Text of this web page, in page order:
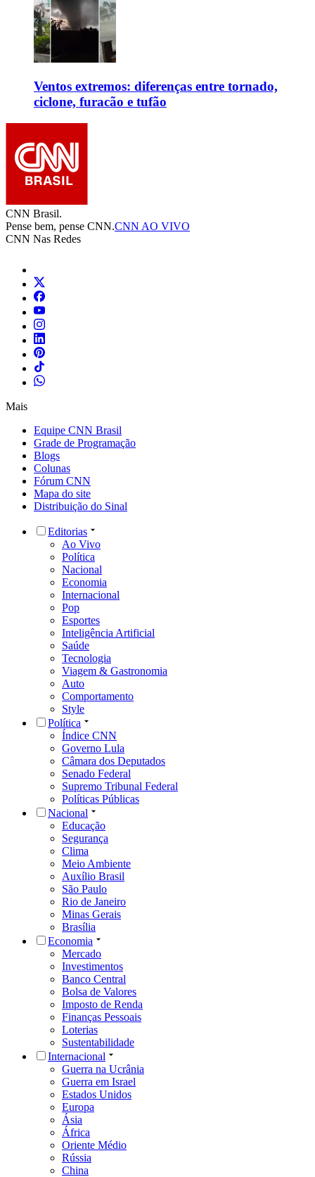
Ventos extremos: diferenças entre tornado,
ciclone, furacão e tufão
CNN Brasil.
Pense bem, pense CNN.CNN AO VIVO
CNN Nas Redes
Mais
Equipe CNN Brasil
Grade de Programação
Blogs
Colunas
Fórum CNN
Mapa do site
Distribuição do Sinal
Editorias
Ao Vivo
Política
Nacional
Economia
Internacional
Pop
Esportes
Inteligência Artificial
Saúde
Tecnologia
Viagem & Gastronomia
Auto
Comportamento
Style
Política
Índice CNN
Governo Lula
Câmara dos Deputados
Senado Federal
Supremo Tribunal Federal
Políticas Públicas
Nacional
Educação
Segurança
Clima
Meio Ambiente
Auxílio Brasil
São Paulo
Rio de Janeiro
Minas Gerais
Brasília
Economia
Mercado
Investimentos
Banco Central
Bolsa de Valores
Imposto de Renda
Finanças Pessoais
Loterias
Sustentabilidade
Internacional
Guerra na Ucrânia
Guerra em Israel
Estados Unidos
Europa
Ásia
África
Oriente Médio
Rússia
China